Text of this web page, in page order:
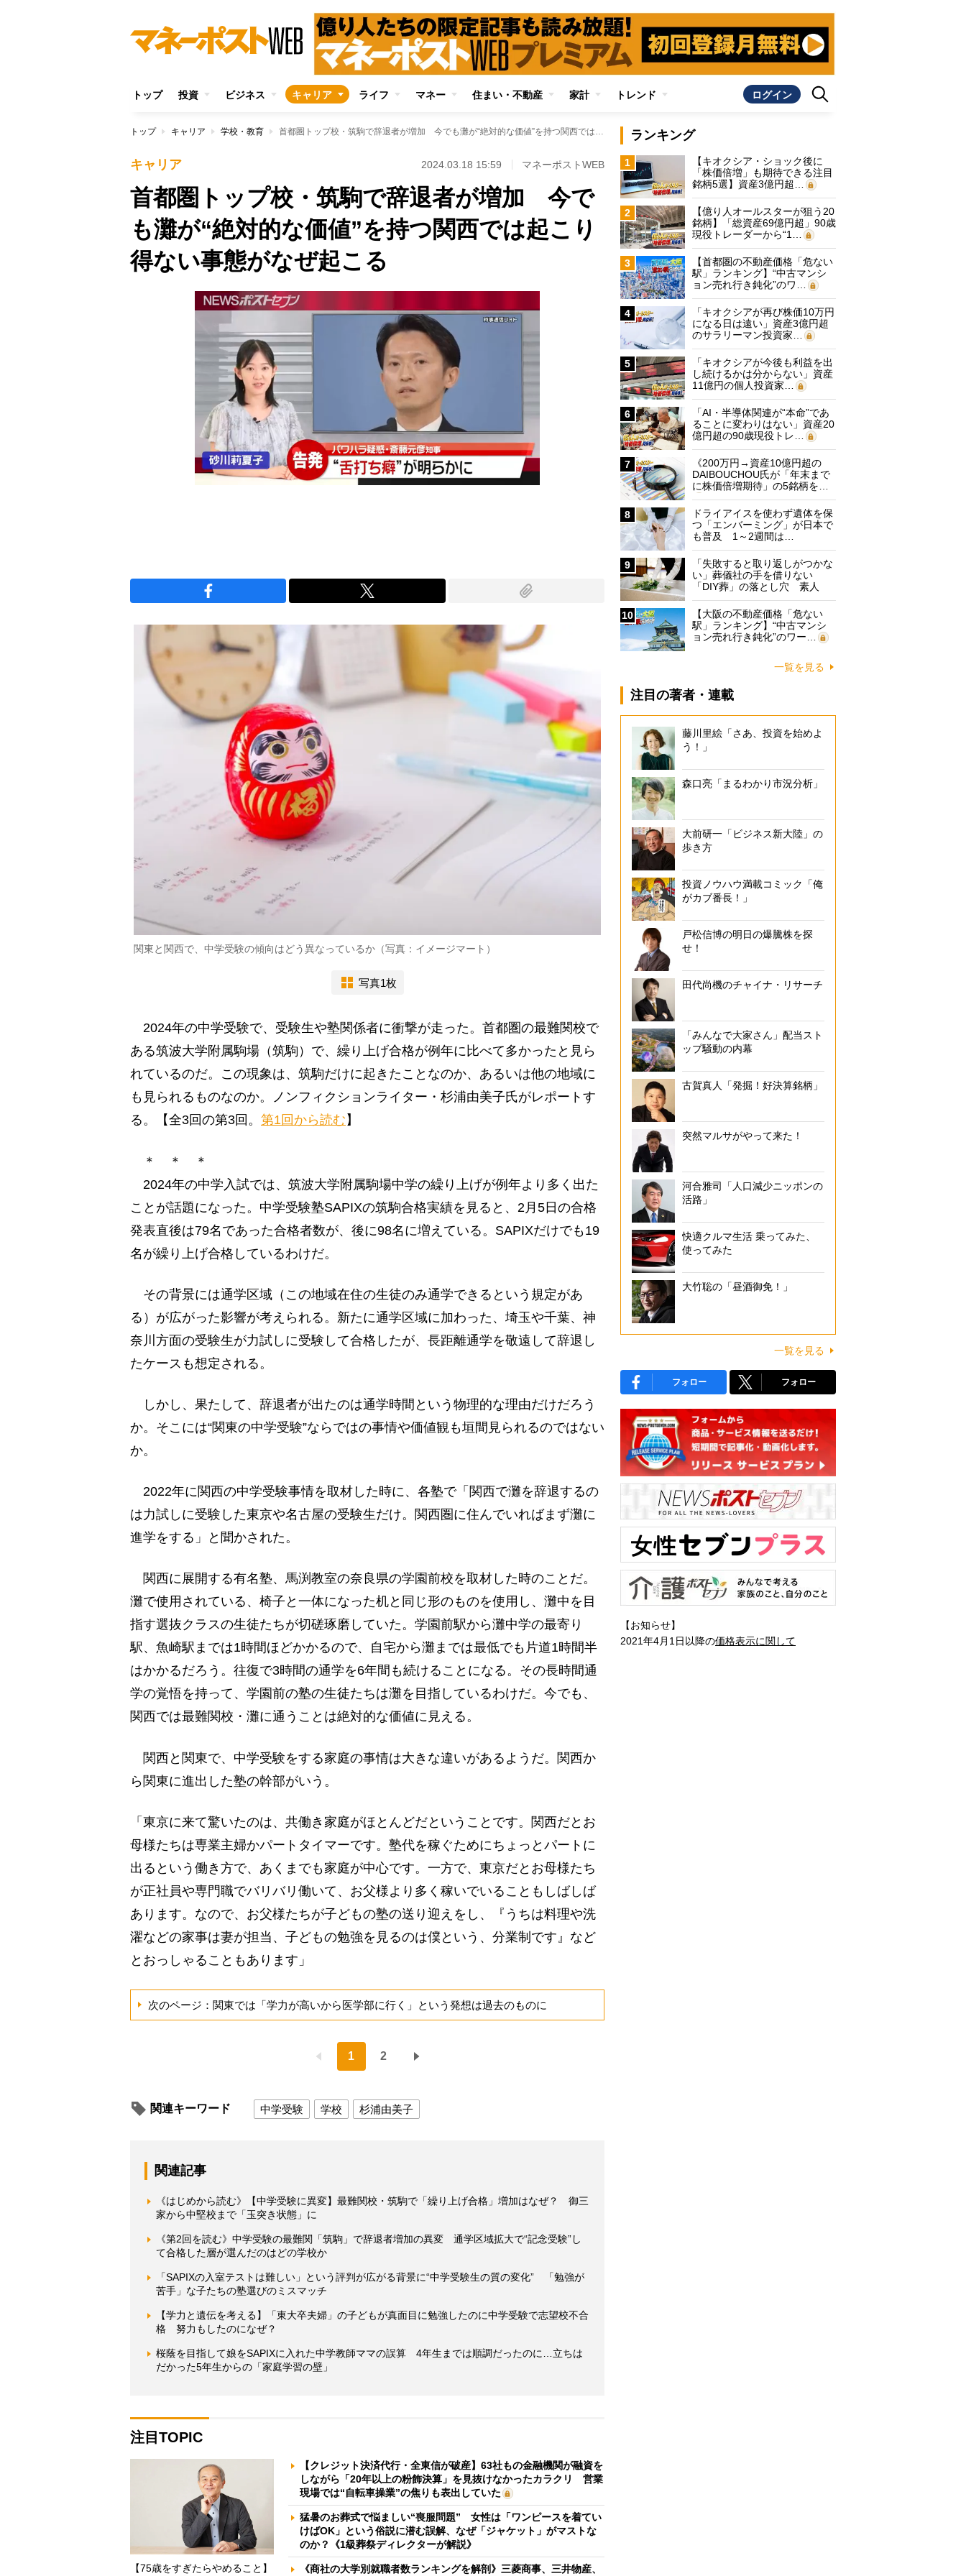
トップ 投資 ビジネス キャリア ライフ マネー 住まい・不動産 家計 トレンド ログイン
トップ キャリア 学校・教育 首都圏トップ校・筑駒で辞退者が増加 今でも灘が“絶対的な価値”を持つ関西では起こり得ない事態がなぜ起こる
キャリア 2024.03.18 15:59 マネーポストWEB
首都圏トップ校・筑駒で辞退者が増加 今で
も灘が“絶対的な価値”を持つ関西では起こり
得ない事態がなぜ起こる
関東と関西で、中学受験の傾向はどう異なっているか（写真：イメージマート）
写真1枚
2024年の中学受験で、受験生や塾関係者に衝撃が走った。首都圏の最難関校で
ある筑波大学附属駒場（筑駒）で、繰り上げ合格が例年に比べて多かったと見ら
れているのだ。この現象は、筑駒だけに起きたことなのか、あるいは他の地域に
も見られるものなのか。ノンフィクションライター・杉浦由美子氏がレポートす
る。【全3回の第3回。 第1回から読む 】
＊ ＊ ＊
2024年の中学入試では、筑波大学附属駒場中学の繰り上げが例年より多く出た
ことが話題になった。中学受験塾SAPIXの筑駒合格実績を見ると、2月5日の合格
発表直後は79名であった合格者数が、後に98名に増えている。SAPIXだけでも19
名が繰り上げ合格しているわけだ。
その背景には通学区域（この地域在住の生徒のみ通学できるという規定があ
る）が広がった影響が考えられる。新たに通学区域に加わった、埼玉や千葉、神
奈川方面の受験生が力試しに受験して合格したが、長距離通学を敬遠して辞退し
たケースも想定される。
しかし、果たして、辞退者が出たのは通学時間という物理的な理由だけだろう
か。そこには“関東の中学受験”ならではの事情や価値観も垣間見られるのではない
か。
2022年に関西の中学受験事情を取材した時に、各塾で「関西で灘を辞退するの
は力試しに受験した東京や名古屋の受験生だけ。関西圏に住んでいればまず灘に
進学をする」と聞かされた。
関西に展開する有名塾、馬渕教室の奈良県の学園前校を取材した時のことだ。
灘で使用されている、椅子と一体になった机と同じ形のものを使用し、灘中を目
指す選抜クラスの生徒たちが切磋琢磨していた。学園前駅から灘中学の最寄り
駅、魚崎駅までは1時間ほどかかるので、自宅から灘までは最低でも片道1時間半
はかかるだろう。往復で3時間の通学を6年間も続けることになる。その長時間通
学の覚悟を持って、学園前の塾の生徒たちは灘を目指しているわけだ。今でも、
関西では最難関校・灘に通うことは絶対的な価値に見える。
関西と関東で、中学受験をする家庭の事情は大きな違いがあるようだ。関西か
ら関東に進出した塾の幹部がいう。
「東京に来て驚いたのは、共働き家庭がほとんどだということです。関西だとお
母様たちは専業主婦かパートタイマーです。塾代を稼ぐためにちょっとパートに
出るという働き方で、あくまでも家庭が中心です。一方で、東京だとお母様たち
が正社員や専門職でバリバリ働いて、お父様より多く稼いでいることもしばしば
あります。なので、お父様たちが子どもの塾の送り迎えをし、『うちは料理や洗
濯などの家事は妻が担当、子どもの勉強を見るのは僕という、分業制です』など
とおっしゃることもあります」
次のページ：関東では「学力が高いから医学部に行く」という発想は過去のものに
1 2
関連キーワード 中学受験 学校 杉浦由美子
関連記事
《はじめから読む》【中学受験に異変】最難関校・筑駒で「繰り上げ合格」増加はなぜ？ 御三
家から中堅校まで「玉突き状態」に
《第2回を読む》中学受験の最難関「筑駒」で辞退者増加の異変 通学区域拡大で“記念受験”し
て合格した層が選んだのはどの学校か
「SAPIXの入室テストは難しい」という評判が広がる背景に“中学受験生の質の変化” 「勉強が
苦手」な子たちの塾選びのミスマッチ
【学力と遺伝を考える】「東大卒夫婦」の子どもが真面目に勉強したのに中学受験で志望校不合
格 努力もしたのになぜ？
桜蔭を目指して娘をSAPIXに入れた中学教師ママの誤算 4年生までは順調だったのに…立ちは
だかった5年生からの「家庭学習の壁」
注目TOPIC
【75歳をすぎたらやめること】
【クレジット決済代行・全東信が破産】63社もの金融機関が融資を
しながら「20年以上の粉飾決算」を見抜けなかったカラクリ 営業
現場では“自転車操業”の焦りも表出していた
猛暑のお葬式で悩ましい“喪服問題” 女性は「ワンピースを着てい
けばOK」という俗説に潜む誤解、なぜ「ジャケット」がマストな
のか？《1級葬祭ディレクターが解説》
《商社の大学別就職者数ランキングを解剖》三菱商事、三井物産、
ランキング
1
【キオクシア・ショック後に
「株価倍増」も期待できる注目
銘柄5選】資産3億円超…
2
【億り人オールスターが狙う20
銘柄】「総資産69億円超」90歳
現役トレーダーから“1…
3
【首都圏の不動産価格「危ない
駅」ランキング】“中古マンシ
ョン売れ行き鈍化”のワ…
4
「キオクシアが再び株価10万円
になる日は遠い」資産3億円超
のサラリーマン投資家…
5
「キオクシアが今後も利益を出
し続けるかは分からない」資産
11億円の個人投資家…
6
「AI・半導体関連が“本命”であ
ることに変わりはない」資産20
億円超の90歳現役トレ…
7
《200万円→資産10億円超の
DAIBOUCHOU氏が「年末まで
に株価倍増期待」の5銘柄を…
8
ドライアイスを使わず遺体を保
つ「エンバーミング」が日本で
も普及 1～2週間は…
9
「失敗すると取り返しがつかな
い」葬儀社の手を借りない
「DIY葬」の落とし穴 素人
に…
10
【大阪の不動産価格「危ない
駅」ランキング】“中古マンシ
ョン売れ行き鈍化”のワー…
一覧を見る
注目の著者・連載
藤川里絵「さあ、投資を始めよ
う！」
森口亮「まるわかり市況分析」
大前研一「ビジネス新大陸」の
歩き方
投資ノウハウ満載コミック「俺
がカブ番長！」
戸松信博の明日の爆騰株を探
せ！
田代尚機のチャイナ・リサーチ
「みんなで大家さん」配当スト
ップ騒動の内幕
古賀真人「発掘！好決算銘柄」
突然マルサがやって来た！
河合雅司「人口減少ニッポンの
活路」
快適クルマ生活 乗ってみた、
使ってみた
大竹聡の「昼酒御免！」
一覧を見る
フォロー フォロー
【お知らせ】
2021年4月1日以降の価格表示に関して